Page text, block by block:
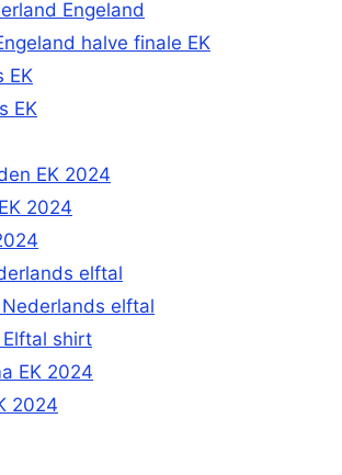
Engeland
halve finale EK
EK
EK
EK 2024
2024
elftal
elftal
shirt
EK 2024
2024